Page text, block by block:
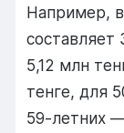
Например,
5,12 млн
тенге, для
59-летних